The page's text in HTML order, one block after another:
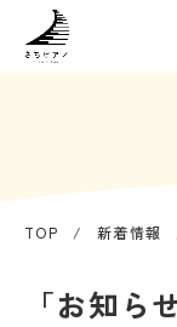
TOP / 新着情報
「お知ら